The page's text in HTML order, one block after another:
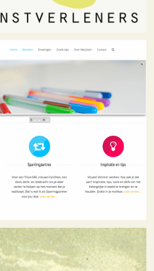
van Braam Morris
Geen categorie